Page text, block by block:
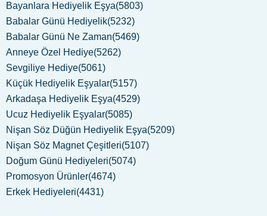
Bayanlara Hediyelik Eşya(5803)
Babalar Günü Hediyelik(5232)
Babalar Günü Ne Zaman(5469)
Anneye Özel Hediye(5262)
Sevgiliye Hediye(5061)
Küçük Hediyelik Eşyalar(5157)
Arkadaşa Hediyelik Eşya(4529)
Ucuz Hediyelik Eşyalar(5085)
Nişan Söz Düğün Hediyelik Eşya(5209)
Nişan Söz Magnet Çeşitleri(5107)
Doğum Günü Hediyeleri(5074)
Promosyon Ürünler(4674)
Erkek Hediyeleri(4431)